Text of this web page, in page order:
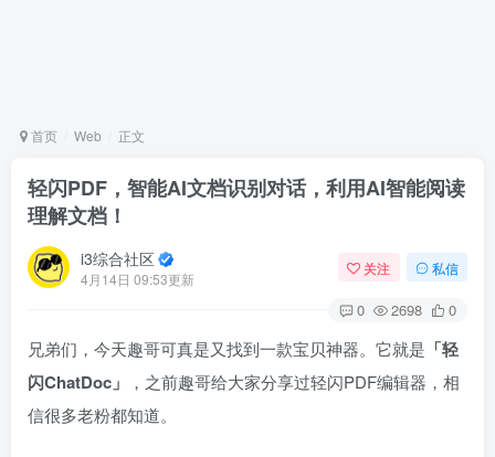
首页 Web 正文
轻闪PDF，智能AI文档识别对话，利用AI智能阅读
理解文档！
i3综合社区
4月14日 09:53更新
关注 私信
0 2698 0
兄弟们，今天趣哥可真是又找到一款宝贝神器。它就是 「轻
闪ChatDoc」
，之前趣哥给大家分享过轻闪PDF编辑器，相
信很多老粉都知道。